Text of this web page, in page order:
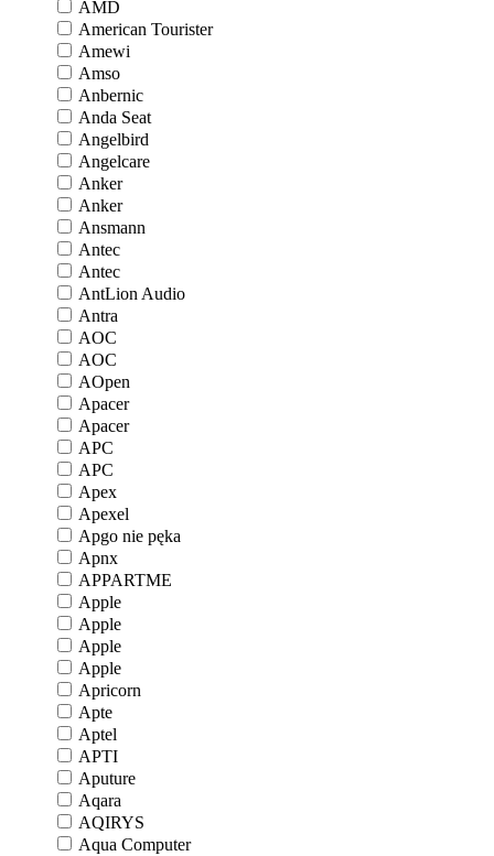
AMD
American Tourister
Amewi
Amso
Anbernic
Anda Seat
Angelbird
Angelcare
Anker
Anker
Ansmann
Antec
Antec
AntLion Audio
Antra
AOC
AOC
AOpen
Apacer
Apacer
APC
APC
Apex
Apexel
Apgo nie pęka
Apnx
APPARTME
Apple
Apple
Apple
Apple
Apricorn
Apte
Aptel
APTI
Aputure
Aqara
AQIRYS
Aqua Computer